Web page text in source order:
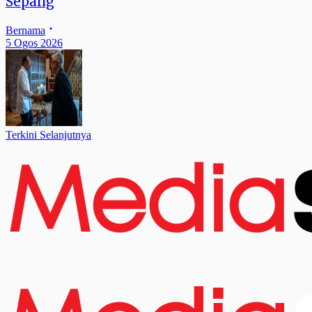
Bernama
5 Ogos 2026
Terkini Selanjutnya